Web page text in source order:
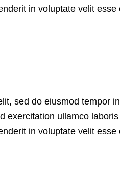
in voluptate velit
sed do eiusmod tempor
exercitation ullamco
in voluptate velit